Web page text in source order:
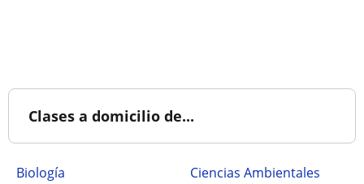
Clases a domicilio de...
Biología
Ciencias Ambientales